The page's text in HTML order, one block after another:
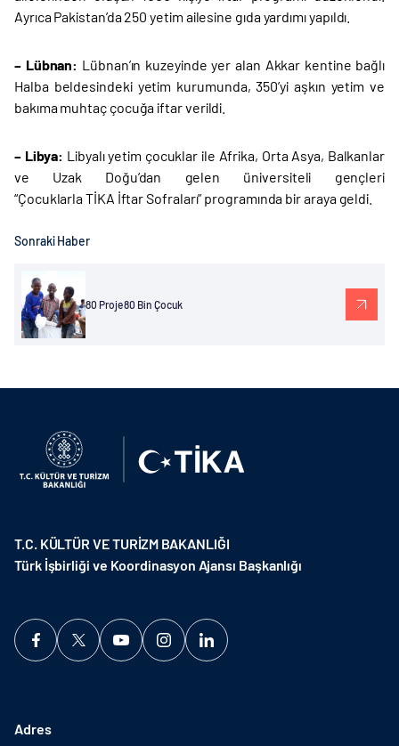
Ayrıca Pakistan’da 250 yetim ailesine gıda yardımı yapıldı.
– Lübnan: Lübnan’ın kuzeyinde yer alan Akkar kentine bağlı
Halba beldesindeki yetim kurumunda, 350’yi aşkın yetim ve
bakıma muhtaç çocuğa iftar verildi.
– Libya: Libyalı yetim çocuklar ile Afrika, Orta Asya, Balkanlar
ve Uzak Doğu’dan gelen üniversiteli gençleri
“Çocuklarla TİKA İftar Sofraları” programında bir araya geldi.
Sonraki Haber
80 Proje 80 Bin Çocuk
T.C. KÜLTÜR VE TURİZM BAKANLIĞI
Türk İşbirliği ve Koordinasyon Ajansı Başkanlığı
Adres